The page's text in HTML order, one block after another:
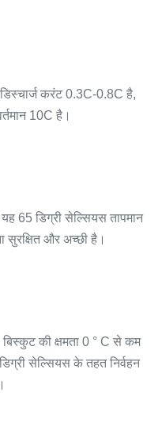
करंट 0.3C-0.8C है,
10C है।
65 डिग्री सेल्सियस तापमान
और अच्छी है।
की क्षमता 0 ° C से कम
सेल्सियस के तहत निर्वहन